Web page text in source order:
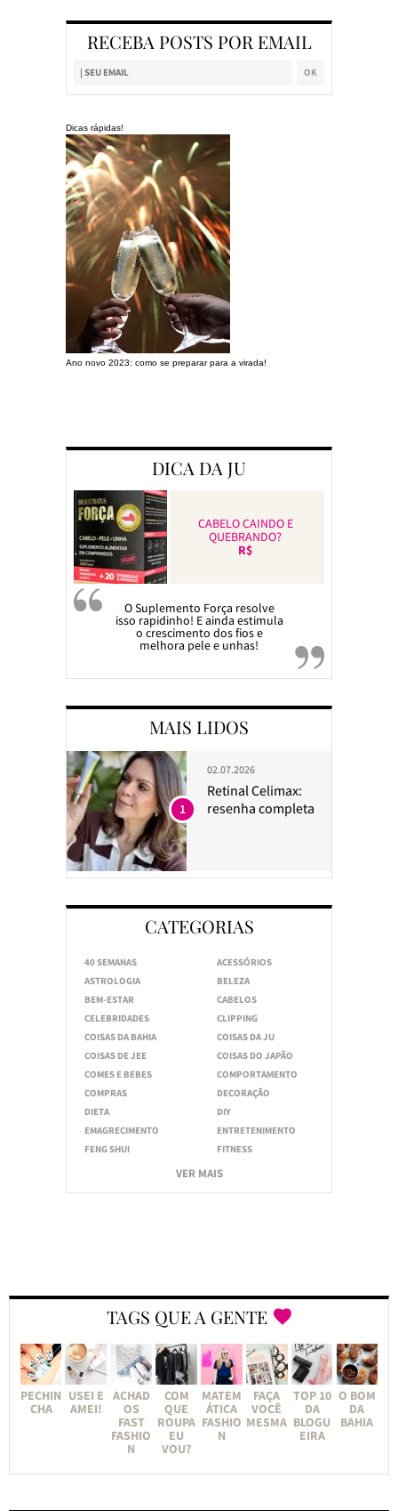
RECEBA POSTS POR EMAIL
Dicas rápidas!
Ano novo 2023: como se preparar para a virada!
DICA DA JU
CABELO CAINDO E
QUEBRANDO?
R$
O Suplemento Força resolve
isso rapidinho! E ainda estimula
o crescimento dos fios e
melhora pele e unhas!
MAIS LIDOS
02.07.2026
Retinal Celimax:
resenha completa
1
CATEGORIAS
40 SEMANAS
ACESSÓRIOS
ASTROLOGIA
BELEZA
BEM-ESTAR
CABELOS
CELEBRIDADES
CLIPPING
COISAS DA BAHIA
COISAS DA JU
COISAS DE JEE
COISAS DO JAPÃO
COMES E BEBES
COMPORTAMENTO
COMPRAS
DECORAÇÃO
DIETA
DIY
EMAGRECIMENTO
ENTRETENIMENTO
FENG SHUI
FITNESS
VER MAIS
TAGS QUE A GENTE
PECHIN
CHA
USEI E
AMEI!
ACHAD
OS
FAST
FASHIO
N
COM
QUE
ROUPA
EU
VOU?
MATEM
ÁTICA
FASHIO
N
FAÇA
VOCÊ
MESMA
TOP 10
DA
BLOGU
EIRA
O BOM
DA
BAHIA